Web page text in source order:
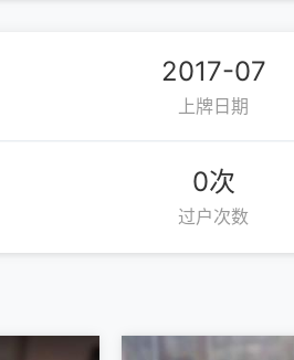
2017-07
上牌日期
0次
过户次数